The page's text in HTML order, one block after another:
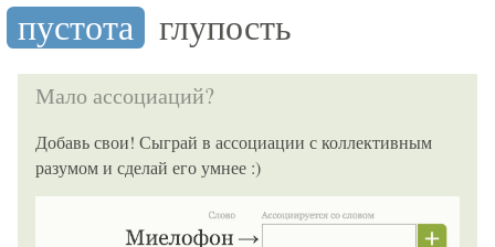
пустота глупость
Мало ассоциаций?
Добавь свои! Сыграй в ассоциации с коллективным
разумом и сделай его умнее :)